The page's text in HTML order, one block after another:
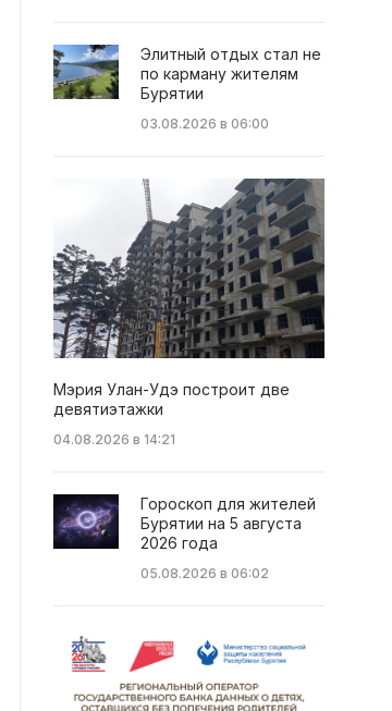
Элитный отдых стал не
по карману жителям
Бурятии
03.08.2026 в 06:00
Мэрия Улан-Удэ построит две
девятиэтажки
04.08.2026 в 14:21
Гороскоп для жителей
Бурятии на 5 августа
2026 года
05.08.2026 в 06:02